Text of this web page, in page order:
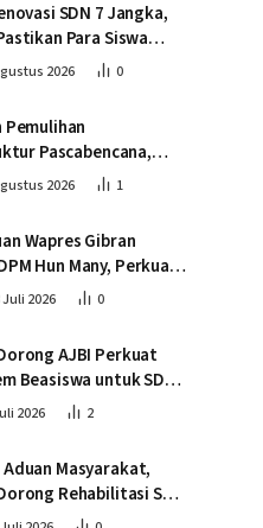
SDN 7 Jangka,
Para Siswa
dengan Layak
2026 0
Pascabencana,
Progres
2026 1
Wapres Gibran
Hun Many, Perkuat
Strategis Indonesia –
2026 0
AJBI Perkuat
Beasiswa untuk SDM
Timur
2026 2
Aduan Masyarakat,
Rehabilitasi SDN
Rokan Hilir